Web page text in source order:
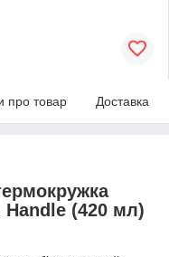
про товар Доставка
(420 мл)